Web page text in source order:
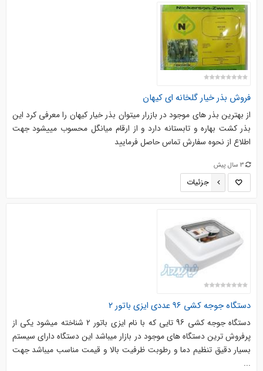
فروش بذر خیار گلخانه ای کیهان
از بهترین بذر های موجود در بازرار میتوان بذر خیار کیهان را معرفی کرد این
بذر کشت بهاره و تابستانه دارد و از ارقام میانگل محسوب مییشود جهت
اطلاع از نحوه سفارش تماس حاصل فرمایید
3 سال پیش
جزئیات
دستگاه جوجه کشی ۹۶ عددی ایزی باتور ۲
دستگاه جوجه کشی 96 تایی که با نام ایزی باتور 2 شناخته میشود یکی از
پرفروش ترین دستگاه های موجود در بازار میباشد این دستگاه دارای سیستم
بسیار دقیق تنظیم دما و رطوبت ظرفیت بالا و قیمت مناسب میباشد جهت
...